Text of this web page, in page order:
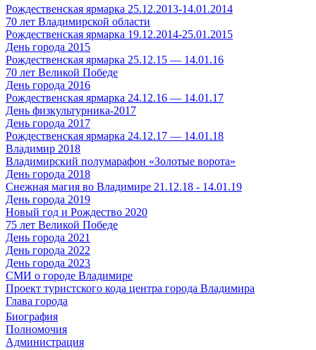
Рождественская ярмарка 25.12.2013-14.01.2014
70 лет Владимирской области
Рождественская ярмарка 19.12.2014-25.01.2015
День города 2015
Рождественская ярмарка 25.12.15 — 14.01.16
70 лет Великой Победе
День города 2016
Рождественская ярмарка 24.12.16 — 14.01.17
День физкультурника-2017
День города 2017
Рождественская ярмарка 24.12.17 — 14.01.18
Владимир 2018
Владимирский полумарафон «Золотые ворота»
День города 2018
Снежная магия во Владимире 21.12.18 - 14.01.19
День города 2019
Новый год и Рождество 2020
75 лет Великой Победе
День города 2021
День города 2022
День города 2023
СМИ о городе Владимире
Проект туристского кода центра города Владимира
Глава города
Биография
Полномочия
Администрация